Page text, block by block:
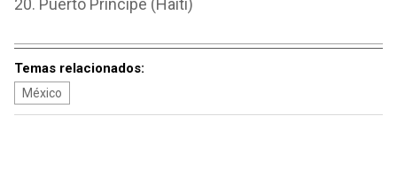
20. Puerto Príncipe (Haití)
Temas relacionados:
México